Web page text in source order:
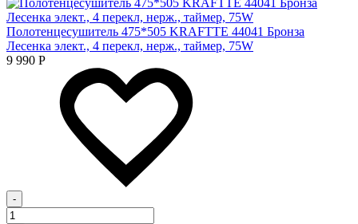
Полотенцесушитель 475*505 KRAFTTE 44041 Бронза
Лесенка элект., 4 перекл, нерж., таймер, 75W
9 990 Р
-